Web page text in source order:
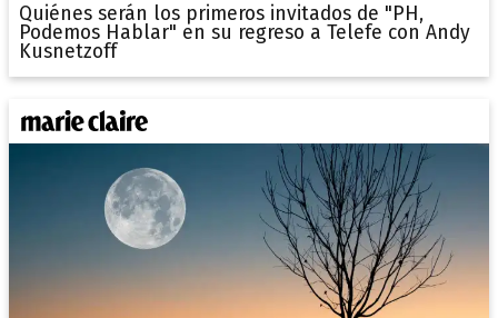
Quiénes serán los primeros invitados de "PH,
Podemos Hablar" en su regreso a Telefe con Andy
Kusnetzoff